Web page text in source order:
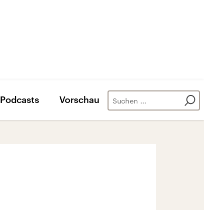
Podcasts Vorschau